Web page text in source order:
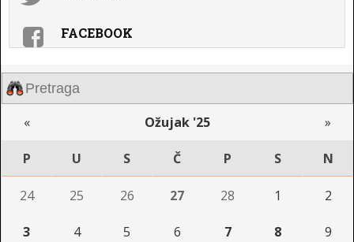
FACEBOOK
« Ožujak '25 »
P U S Č P S N
24 25 26 27 28 1 2
3 4 5 6 7 8 9